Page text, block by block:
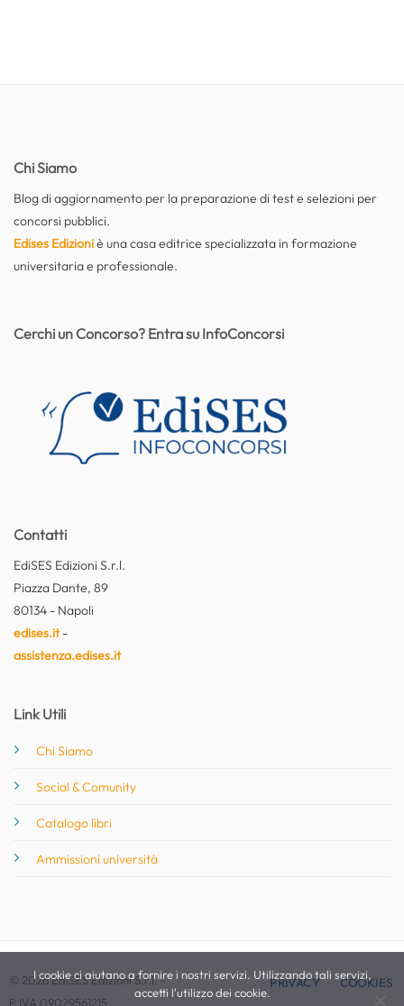
Chi Siamo
Blog di aggiornamento per la preparazione di test e selezioni per
concorsi pubblici.
Edises Edizioniè una casa editrice specializzata in formazione
universitaria e professionale.
Contatti
EdiSES Edizioni S.r.l.
Piazza Dante, 89
80134 - Napoli
edises.it-
assistenza.edises.it
Link Utili
Chi Siamo
Social & Comunity
Catalogo libri
Ammissioni università
Cerchi un Concorso? Entra su InfoConcorsi
© 2026 EdiSES Edizioni S.r.l. -
P.IVA 09029561215
PRIVACY COOKIES
I cookie ci aiutano a fornire i nostri servizi. Utilizzando tali servizi,
accetti l'utilizzo dei cookie.